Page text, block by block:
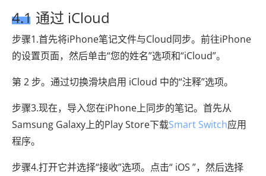
4.1 通过 iCloud
步骤1.首先将iPhone笔记文件与Cloud同步。前往iPhone
的设置页面，然后单击“您的姓名”选项和“iCloud”。
第 2 步。通过切换滑块启用 iCloud 中的“注释”选项。
步骤3.现在，导入您在iPhone上同步的笔记。首先从
Samsung Galaxy上的Play Store下载Smart Switch应用
程序。
步骤4.打开它并选择“接收”选项。点击“ iOS ”，然后选择